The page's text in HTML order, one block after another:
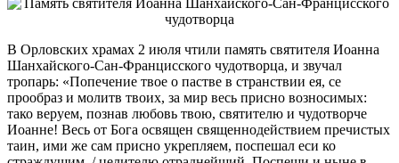
В Орловских храмах 2 июля чтили память святителя Иоанна
Шанхайского-Сан-Францисского чудотворца, и звучал
тропарь: «Попечение твое о пастве в странствии ея, се
прообраз и молитв твоих, за мир весь присно возносимых:
тако веруем, познав любовь твою, святителю и чудотворче
Иоанне! Весь от Бога освящен священнодействием пречистых
таин, ими же сам присно укрепляем, поспешал еси ко